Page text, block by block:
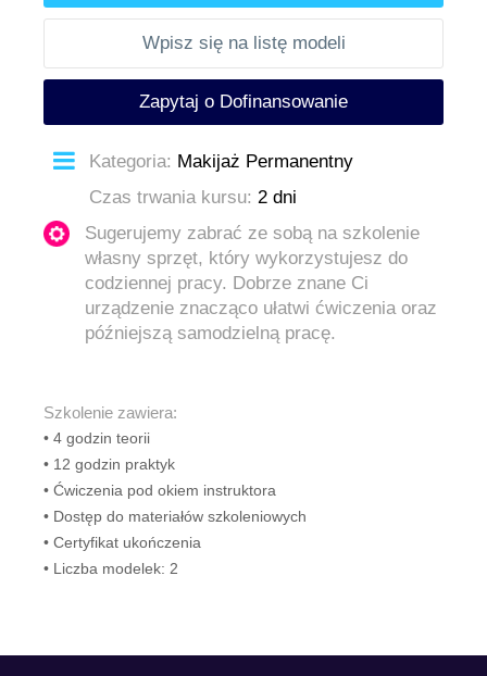
Wpisz się na listę modeli
Zapytaj o Dofinansowanie
Kategoria: Makijaż Permanentny
Czas trwania kursu: 2 dni
Sugerujemy zabrać ze sobą na szkolenie
własny sprzęt, który wykorzystujesz do
codziennej pracy. Dobrze znane Ci
urządzenie znacząco ułatwi ćwiczenia oraz
późniejszą samodzielną pracę.
Szkolenie zawiera:
• 4 godzin teorii
• 12 godzin praktyk
• Ćwiczenia pod okiem instruktora
• Dostęp do materiałów szkoleniowych
• Certyfikat ukończenia
• Liczba modelek: 2